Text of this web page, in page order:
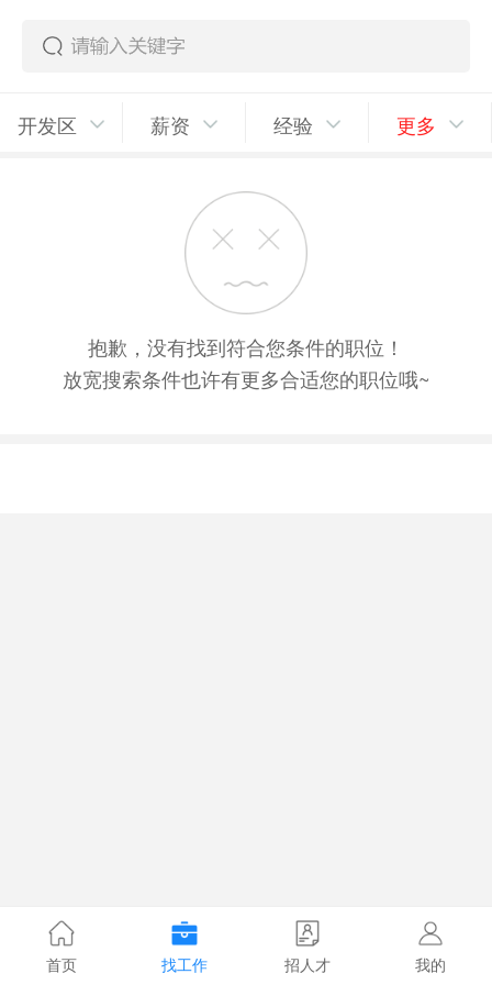
开发区 薪资 经验 更多
抱歉，没有找到符合您条件的职位！
放宽搜索条件也许有更多合适您的职位哦~
首页 找工作 招人才 我的